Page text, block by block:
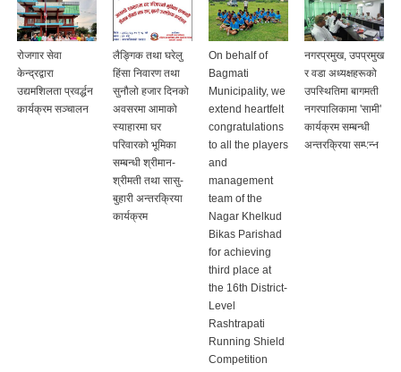
रोजगार सेवा
केन्द्रद्वारा
उद्यमशिलता प्रवर्द्धन
कार्यक्रम सञ्चालन
लैङ्गिक तथा घरेलु
हिंसा निवारण तथा
सुनौलो हजार दिनको
अवसरमा आमाको
स्याहारमा घर
परिवारको भूमिका
सम्बन्धी श्रीमान-
श्रीमती तथा सासु-
बुहारी अन्तरक्रिया
कार्यक्रम
On behalf of
Bagmati
Municipality, we
extend heartfelt
congratulations
to all the players
and
management
team of the
Nagar Khelkud
Bikas Parishad
for achieving
third place at
the 16th District-
Level
Rashtrapati
Running Shield
Competition
नगरप्रमुख, उपप्रमुख
र वडा अध्यक्षहरूको
उपस्थितिमा बागमती
नगरपालिकामा 'सामी'
कार्यक्रम सम्बन्धी
अन्तरक्रिया सम्पन्न